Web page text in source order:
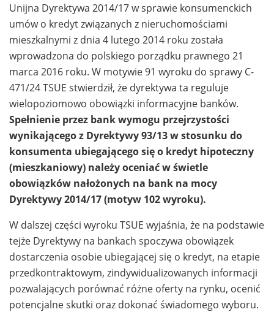
Unijna Dyrektywa 2014/17 w sprawie konsumenckich
umów o kredyt związanych z nieruchomościami
mieszkalnymi z dnia 4 lutego 2014 roku została
wprowadzona do polskiego porządku prawnego 21
marca 2016 roku. W motywie 91 wyroku do sprawy C-
471/24 TSUE stwierdził, że dyrektywa ta reguluje
wielopoziomowo obowiązki informacyjne banków.
Spełnienie przez bank wymogu przejrzystości
wynikającego z Dyrektywy 93/13 w stosunku do
konsumenta ubiegającego się o kredyt hipoteczny
(mieszkaniowy) należy oceniać w świetle
obowiązków nałożonych na bank na mocy
Dyrektywy 2014/17 (motyw 102 wyroku).
W dalszej części wyroku TSUE wyjaśnia, że na podstawie
tejże Dyrektywy na bankach spoczywa obowiązek
dostarczenia osobie ubiegającej się o kredyt, na etapie
przedkontraktowym, zindywidualizowanych informacji
pozwalających porównać różne oferty na rynku, ocenić
potencjalne skutki oraz dokonać świadomego wyboru.